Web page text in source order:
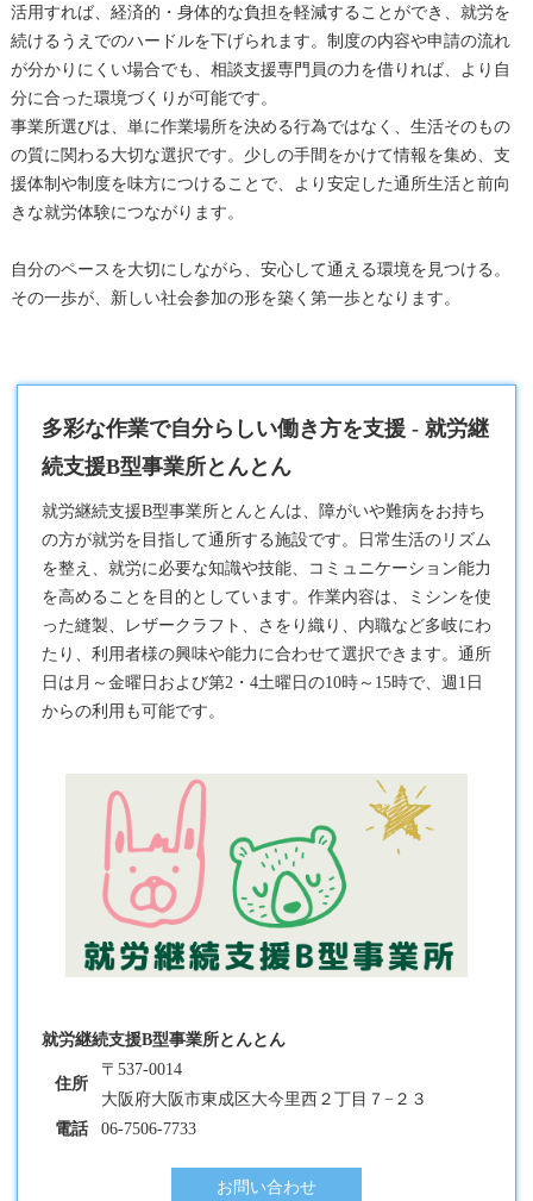
活用すれば、経済的・身体的な負担を軽減することができ、就労を
続けるうえでのハードルを下げられます。制度の内容や申請の流れ
が分かりにくい場合でも、相談支援専門員の力を借りれば、より自
分に合った環境づくりが可能です。
事業所選びは、単に作業場所を決める行為ではなく、生活そのもの
の質に関わる大切な選択です。少しの手間をかけて情報を集め、支
援体制や制度を味方につけることで、より安定した通所生活と前向
きな就労体験につながります。
自分のペースを大切にしながら、安心して通える環境を見つける。
その一歩が、新しい社会参加の形を築く第一歩となります。
多彩な作業で自分らしい働き方を支援 - 就労継
続支援B型事業所とんとん
就労継続支援B型事業所とんとんは、障がいや難病をお持ち
の方が就労を目指して通所する施設です。日常生活のリズム
を整え、就労に必要な知識や技能、コミュニケーション能力
を高めることを目的としています。作業内容は、ミシンを使
った縫製、レザークラフト、さをり織り、内職など多岐にわ
たり、利用者様の興味や能力に合わせて選択できます。通所
日は月～金曜日および第2・4土曜日の10時～15時で、週1日
からの利用も可能です。
就労継続支援B型事業所とんとん
住所
〒537-0014
大阪府大阪市東成区大今里西２丁目７−２３
電話
06-7506-7733
お問い合わせ